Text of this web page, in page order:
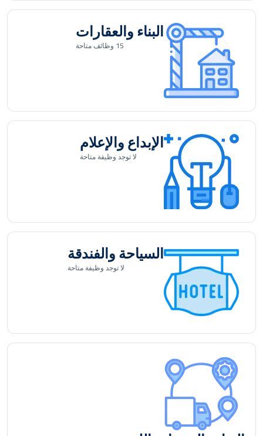
البناء والعقارات
15 وظائف متاحة
الإبداع والإعلام
لا توجدوظيفة متاحة
السياحة والفندقة
لا توجدوظيفة متاحة